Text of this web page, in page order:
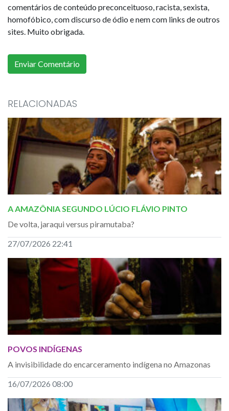
comentários de conteúdo preconceituoso, racista, sexista,
homofóbico, com discurso de ódio e nem com links de outros
sites. Muito obrigada.
RELACIONADAS
A AMAZÔNIA SEGUNDO LÚCIO FLÁVIO PINTO
De volta, jaraqui versus piramutaba?
27/07/2026 22:41
POVOS INDÍGENAS
A invisibilidade do encarceramento indígena no Amazonas
16/07/2026 08:00